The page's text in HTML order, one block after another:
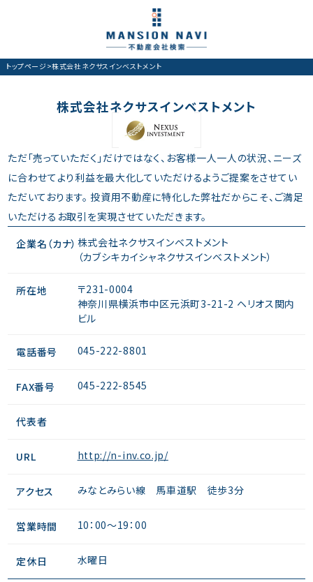
トップページ>株式会社ネクサスインベストメント
株式会社ネクサスインベストメント
ただ「売っていただく」だけではなく、お客様一人一人の状況、ニーズ
に合わせてより利益を最大化していただけるようご提案をさせてい
ただいております。 投資用不動産に特化した弊社だからこそ、ご満足
いただけるお取引を実現させていただきます。
企業名（カナ） 株式会社ネクサスインベストメント
（カブシキカイシャネクサスインベストメント）
所在地
〒231-0004
神奈川県横浜市中区元浜町3-21-2 ヘリオス関内
ビル
電話番号 045-222-8801
FAX番号 045-222-8545
代表者
URL http://n-inv.co.jp/
アクセス みなとみらい線 馬車道駅 徒歩3分
営業時間 10：00～19：00
定休日 水曜日